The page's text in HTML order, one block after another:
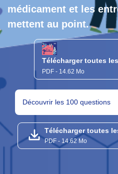
médicament et les
mettent au point.
Télécharger toutes
PDF - 14.62 Mo
Découvrir les 100 questions
Télécharger toutes
PDF - 14.62 Mo